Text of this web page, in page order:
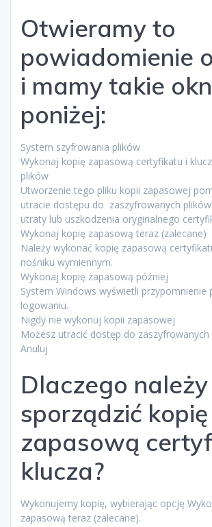
Otwieramy to
powiadomienie
i mamy takie
poniżej:
System szyfrowania plików
Wykonaj kopię zapasową certyfikatu i
plików
Utworzenie tego pliku kopii zapasowej
utracie dostępu do zaszyfrowanych
utraty lub uszkodzenia oryginalnego
Wykonaj kopię zapasową teraz (zalecane)
Należy wykonać kopię zapasową
nośniku wymiennym.
Wykonaj kopię zapasową później
System Windows wyświetli przypomnienie
logowaniu.
Nigdy nie wykonuj kopii zapasowej
Możesz utracić dostęp do zaszyfrowanych
Anuluj
Dlaczego należy
sporządzić kopię
zapasową
klucza?
Wykonujemy kopię, wybierając opcję
zapasową teraz (zalecane).